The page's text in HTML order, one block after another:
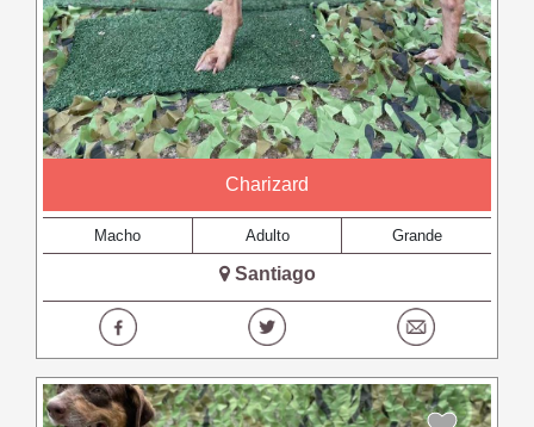
Charizard
Macho Adulto Grande
Santiago